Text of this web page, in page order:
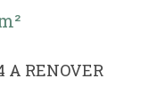
A RENOVER